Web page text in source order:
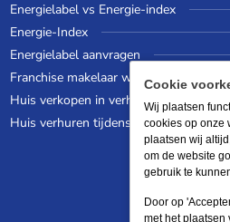
Energielabel vs Energie-index
Energie-Index
Energielabel aanvragen
Franchise makelaar worden
Huis verkopen in verhuurde staat
Huis verhuren tijdens een wereldreis
Cookie
Wij plaatsen
cookies op onze
plaatsen wij
om de website
gebruik te
Door op
met het plaatsen